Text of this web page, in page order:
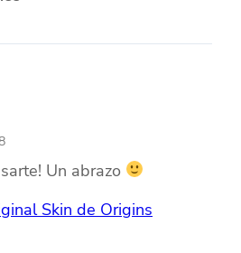
Un abrazo
Skin de Origins